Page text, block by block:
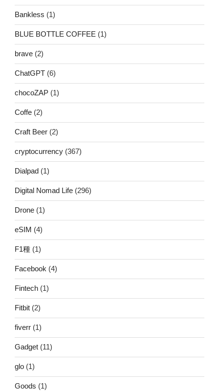
Bankless (1)
BLUE BOTTLE COFFEE (1)
brave (2)
ChatGPT (6)
chocoZAP (1)
Coffe (2)
Craft Beer (2)
cryptocurrency (367)
Dialpad (1)
Digital Nomad Life (296)
Drone (1)
eSIM (4)
F1種 (1)
Facebook (4)
Fintech (1)
Fitbit (2)
fiverr (1)
Gadget (11)
glo (1)
Goods (1)